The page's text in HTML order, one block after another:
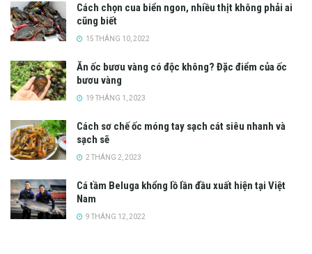
Cách chọn cua biển ngon, nhiều thịt không phải ai
cũng biết
15 THÁNG 10, 2022
Ăn ốc bươu vàng có độc không? Đặc điểm của ốc
bươu vàng
19 THÁNG 1, 2023
Cách sơ chế ốc móng tay sạch cát siêu nhanh và
sạch sẽ
2 THÁNG 2, 2023
Cá tầm Beluga khổng lồ lần đầu xuất hiện tại Việt
Nam
9 THÁNG 12, 2022